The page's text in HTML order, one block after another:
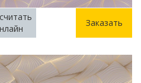
Заказать